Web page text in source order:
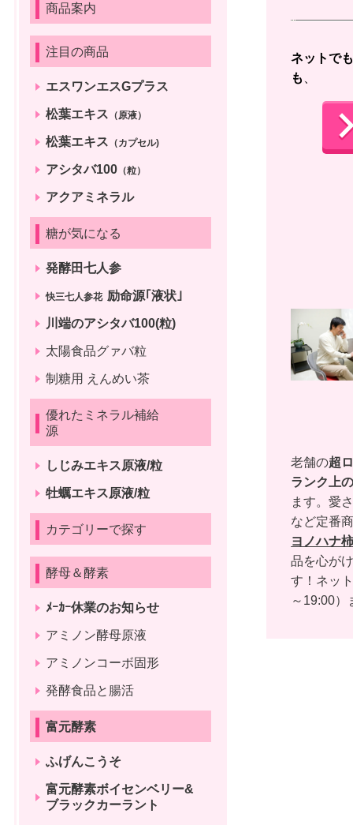
ネットで
も
老舗の超
ランク上
ます。愛
など定番
ヨノハナ
品を心が
す！ネッ
～19:00）
商品案内
注目の商品
エスワンエスGプラス
松葉エキス （原液）
松葉エキス （カプセル)
アシタバ100 （粒）
アクアミネラル
糖が気になる
発酵田七人参
快三七人参花 励命源｢液状｣
川端のアシタバ100(粒)
太陽食品グァバ粒
制糖用 えんめい茶
優れたミネラル補給
源
しじみエキス原液/粒
牡蠣エキス原液/粒
カテゴリーで探す
酵母＆酵素
ﾒｰｶｰ休業のお知らせ
アミノン酵母原液
アミノンコーボ固形
発酵食品と腸活
富元酵素
ふげんこうそ
富元酵素ボイセンベリー&
ブラックカーラント